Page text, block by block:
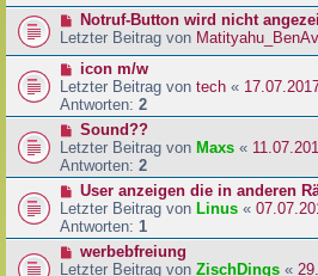
Notruf-Button wird nicht
Letzter Beitrag von
icon m/w
Letzter Beitrag von tech «
Antworten: 2
Sound??
Letzter Beitrag von Maxs «
Antworten: 2
User anzeigen die in anderen
Letzter Beitrag von Linus «
Antworten: 1
werbebfreiung
Letzter Beitrag von ZischDings «